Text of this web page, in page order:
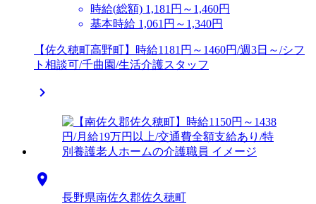
時給(総額) 1,181円～1,460円
基本時給 1,061円～1,340円
【佐久穂町高野町】時給1181円～1460円/週3日～/シフ
ト相談可/千曲園/生活介護スタッフ


長野県南佐久郡佐久穂町